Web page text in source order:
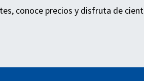
conoce precios y disfruta de